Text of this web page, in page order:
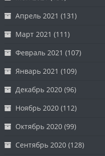
Апрель 2021 (131)
Март 2021 (111)
Февраль 2021 (107)
Январь 2021 (109)
Декабрь 2020 (96)
Ноябрь 2020 (112)
Октябрь 2020 (99)
Сентябрь 2020 (128)